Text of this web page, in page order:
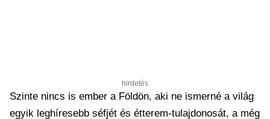
hirdetés
Szinte nincs is ember a Földön, aki ne ismerné a világ
egyik leghíresebb séfjét és étterem-tulajdonosát, a még